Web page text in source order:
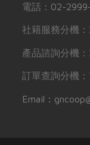
電話： 02-
社籍服務分機：
產品諮詢分機
訂單查詢分機
Email：